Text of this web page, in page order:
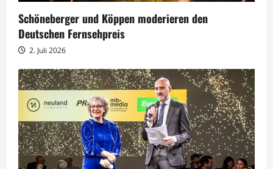
Schöneberger und Köppen moderieren den
Deutschen Fernsehpreis
2. Juli 2026